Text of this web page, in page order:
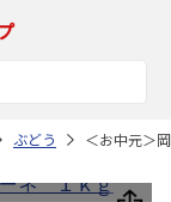
ぶどう ＜お中元＞